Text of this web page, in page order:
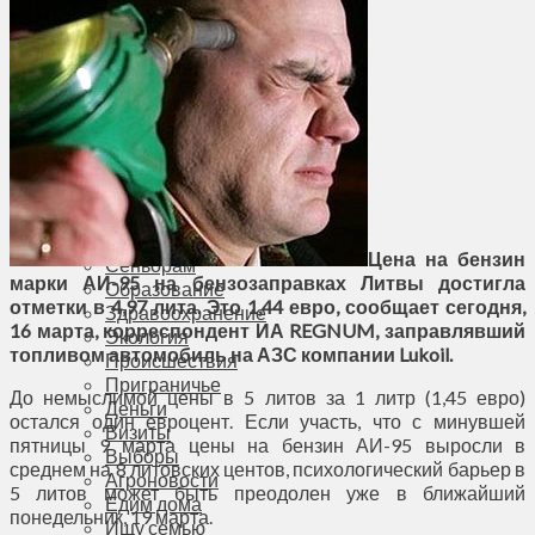
Соседи
Транспорт
Выбор читателей
Калейдоскоп
Армия
Сейм Литвы
Культура
Больше
Фоторепортаж
Туризм
ЛК рекомендует
Сеньорам
Образование
Здравоохранение
Экология
Происшествия
Приграничье
Деньги
Визиты
Выборы
Агроновости
Едим дома
Ищу семью
Цена на бензин
марки АИ-95 на бензозаправках Литвы достигла
отметки в 4,97 лита. Это 1,44 евро, сообщает сегодня,
16 марта, корреспондент ИА REGNUM, заправлявший
топливом автомобиль на АЗС компании Lukoil.
До немыслимой цены в 5 литов за 1 литр (1,45 евро)
остался один евроцент. Если участь, что с минувшей
пятницы 9 марта цены на бензин АИ-95 выросли в
среднем на 8 литовских центов, психологический барьер в
5 литов может быть преодолен уже в ближайший
понедельник, 19 марта.